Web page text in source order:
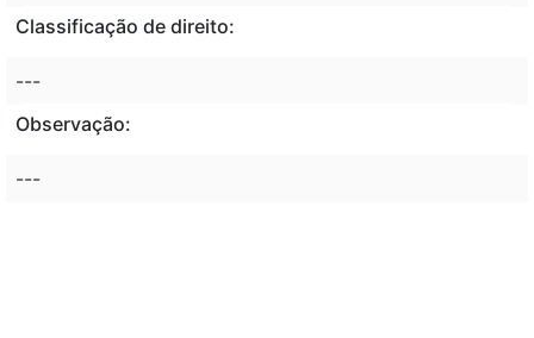
Classificação de direito:
---
Observação:
---